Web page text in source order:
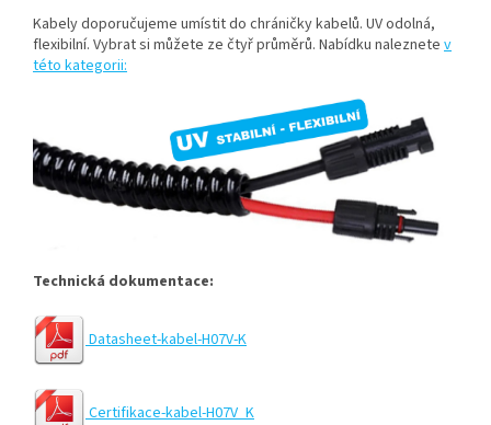
Kabely doporučujeme umístit do chráničky kabelů. UV odolná,
flexibilní. Vybrat si můžete ze čtyř průměrů. Nabídku naleznete v
této kategorii:
Technická dokumentace:
Datasheet-kabel-H07V-K
Certifikace-kabel-H07V_K